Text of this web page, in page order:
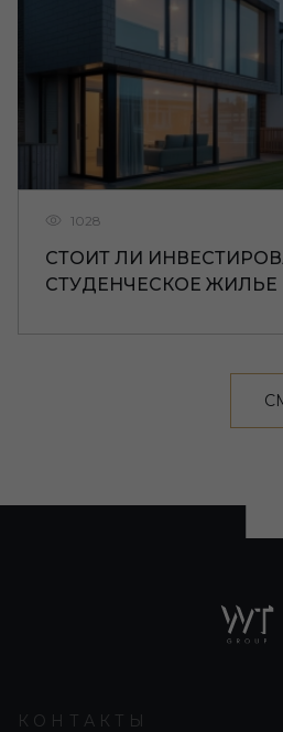
1028
СТОИТ ЛИ
СТУДЕНЧЕСКОЕ ЖИЛЬЕ
КОНТАКТЫ